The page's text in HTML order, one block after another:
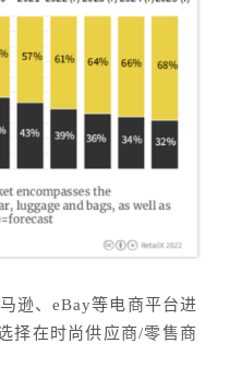
逊、eBay等电商平台进
择在时尚供应商/零售商